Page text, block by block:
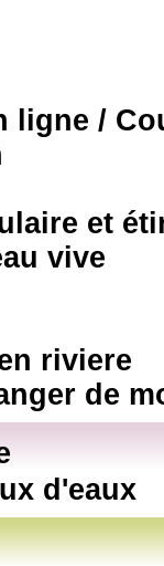
ligne /
et
vive
riviere
de
d'eaux